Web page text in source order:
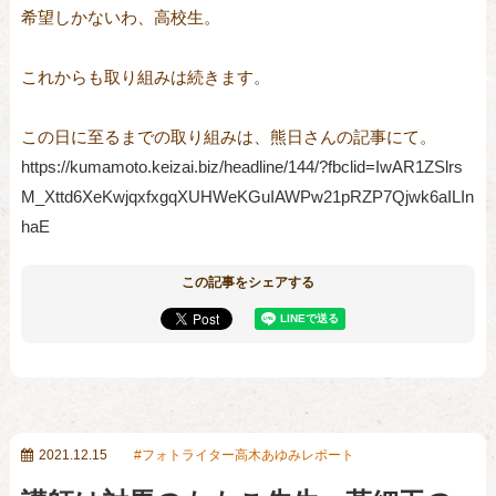
希望しかないわ、高校生。
これからも取り組みは続きます。
この日に至るまでの取り組みは、熊日さんの記事にて。
https://kumamoto.keizai.biz/headline/144/?fbclid=IwAR1ZSlrs
M_Xttd6XeKwjqxfxgqXUHWeKGuIAWPw21pRZP7Qjwk6aILIn
haE
この記事をシェアする
2021.12.15 フォトライター高木あゆみレポート